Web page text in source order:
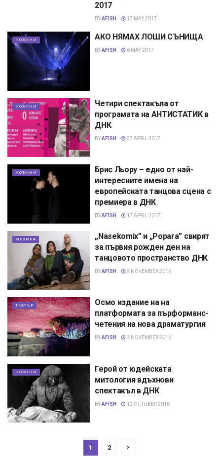
2017
BYAFISH 17 MAY 2017
НОВИНИ АКО НЯМАХ ЛОШИ СЪНИЩА
BYAFISH 6 MAY 2017
НОВИНИ
Четири спектакъла от
програмата на АНТИСТАТИК в
ДНК
BYAFISH 27 APRIL 2017
НОВИНИ
Брис Льору – едно от най-
интересните имена на
европейската танцова сцена с
премиера в ДНК
BYAFISH 17 APRIL 2017
МУЗИКА
„Nasekomix” и „Popara” свирят
за първия рожден ден на
танцовото пространство ДНК
BYAFISH 9 NOVEMBER 2016
ТЕАТЪР
Осмо издание на на
платформата за пърформанс-
четения на нова драматургия
BYAFISH 2 NOVEMBER 2016
НОВИНИ
Герой от юдейската
митология вдъхнови
спектакъл в ДНК
BYAFISH 12 OCTOBER 2016
1 2